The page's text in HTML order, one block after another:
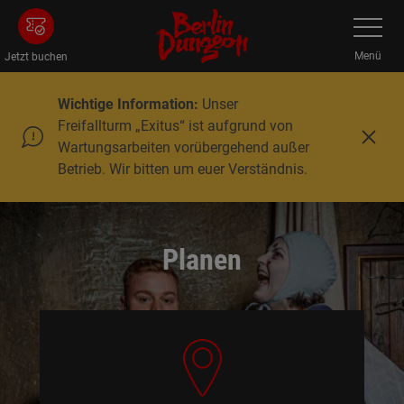
Zum
Hauptinhalt
springen
Jetzt buchen Menü
Wichtige Information: Unser
Freifallturm „Exitus“ ist aufgrund von
Wartungsarbeiten vorübergehend außer
Betrieb. Wir bitten um euer Verständnis.
S
ß
e
n
Planen